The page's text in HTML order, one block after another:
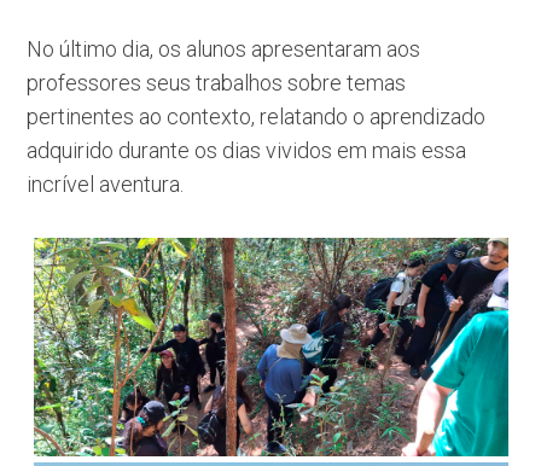
No último dia, os alunos apresentaram aos
professores seus trabalhos sobre temas
pertinentes ao contexto, relatando o aprendizado
adquirido durante os dias vividos em mais essa
incrível aventura.